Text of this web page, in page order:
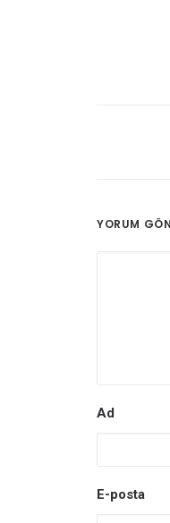
YORUM
Ad
E-posta